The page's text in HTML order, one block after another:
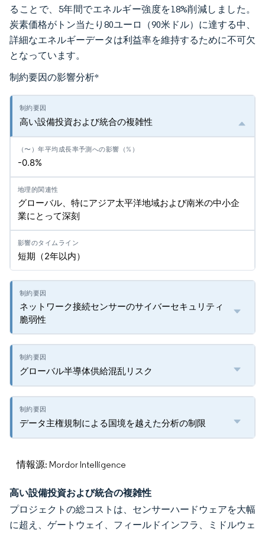
ることで、5年間でエネルギー強度を18%削減しました。
炭素価格がトン当たり80ユーロ（90米ドル）に達する中、
詳細なエネルギーデータは利益率を維持するために不可欠
となっています。
制約要因の影響分析*
高い設備投資および統合の複雑性
-0.8%
グローバル、特にアジア太平洋地域および南米の中小企
業にとって深刻
短期（2年以内）
ネットワーク接続センサーのサイバーセキュリティ
脆弱性
グローバル半導体供給混乱リスク
データ主権規制による国境を越えた分析の制限
情報源: Mordor Intelligence
高い設備投資および統合の複雑性
プロジェクトの総コストは、センサーハードウェアを大幅
に超え、ゲートウェイ、フィールドインフラ、ミドルウェ